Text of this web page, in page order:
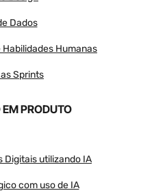
Dados
Humanas
Sprints
PRODUTO
Digitais utilizando IA
com uso de IA